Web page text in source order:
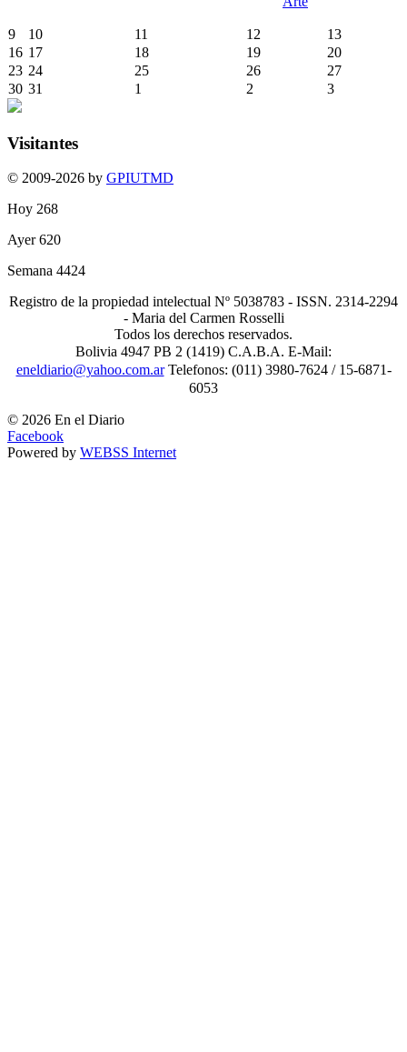
9 10 11 12
13
16 17 18 19
20
23 24 25 26
27
30 31 1 2 3
Visitantes
© 2009-2026 by GPIUTMD
Hoy 268
Ayer620
Semana 4424
Registro de la propiedad intelectual Nº 5038783 - ISSN. 2314-2294
- Maria del Carmen Rosselli
Todos los derechos reservados.
Bolivia 4947 PB 2 (1419) C.A.B.A. E-Mail:
eneldiario@yahoo.com.arTelefonos: (011) 3980-7624 / 15-6871-
6053
© 2026 En el Diario
Facebook
Powered by WEBSS Internet